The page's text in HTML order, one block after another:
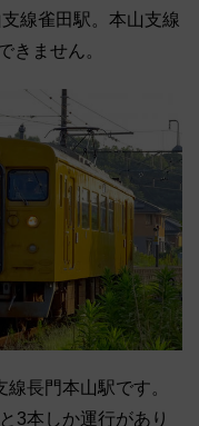
線雀田駅。本山支線
きません。
長門本山駅です。
3本しか運行があり